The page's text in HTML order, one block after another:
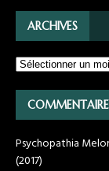
ARCHIVES
Psychopathia
(2017)